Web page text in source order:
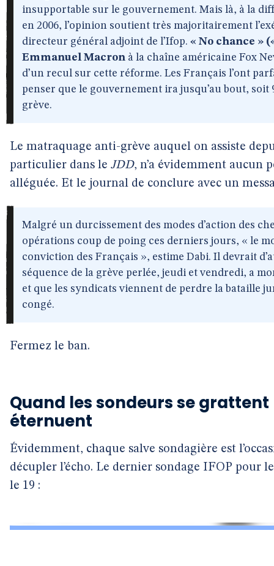
insupportable sur le gouvernement. Mais là, à la
en 2006, l’opinion soutient très majoritairement
directeur général adjoint de l’Ifop. « No chance »
Emmanuel Macron à la chaîne américaine Fox
d’un recul sur cette réforme. Les Français l’ont
penser que le gouvernement ira jusqu’au bout, soit
grève.
Le matraquage anti-grève auquel on assiste
particulier dans le JDD, n’a évidemment aucun
alléguée. Et le journal de conclure avec un
Malgré un durcissement des modes d’action des
opérations coup de poing ces derniers jours, « le
conviction des Français », estime Dabi. Il devrait
séquence de la grève perlée, jeudi et vendredi, a
et que les syndicats viennent de perdre la bataille
congé.
Fermez le ban.
Quand les sondeurs se grattent
éternuent
Évidemment, chaque salve sondagière est
décupler l’écho. Le dernier sondage IFOP pour
le 19 :